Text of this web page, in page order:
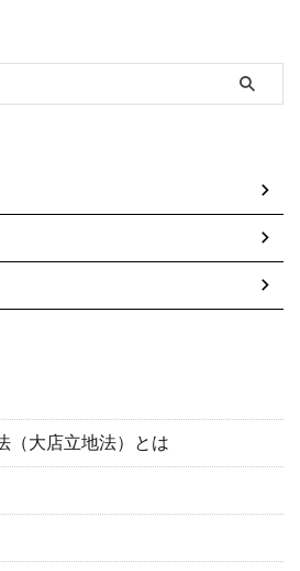
（大店立地法）とは